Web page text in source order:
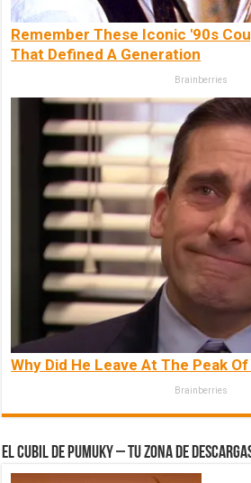
Remember These Iconic '90s
That Defined A Generation
Brainberries
Why Did He Leave At The Peak
Brainberries
El Cubil de Pumuky – Tu zona de